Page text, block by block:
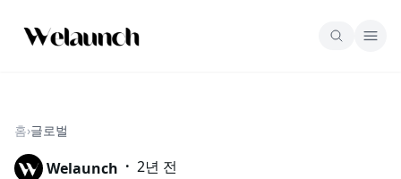
홈›글로벌
Welaunch · 2년 전